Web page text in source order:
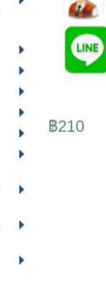
฿210